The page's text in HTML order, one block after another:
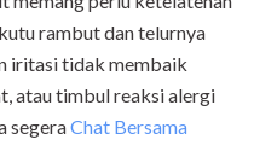
rambut dan telurnya
iritasi tidak membaik
atau timbul reaksi alergi
segeraChat Bersama